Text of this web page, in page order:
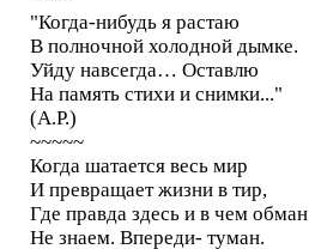
"Когда-нибудь я растаю
В полночной холодной дымке.
Уйду навсегда… Оставлю
На память стихи и снимки..."
(А.Р.)
~~~~~
Когда шатается весь мир
И превращает жизни в тир,
Где правда здесь и в чем обман
Не знаем. Впереди- туман.